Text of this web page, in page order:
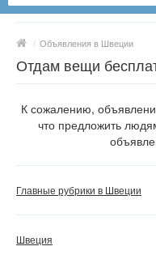
/ Объявления в Швеции
Отдам вещи
К сожалению,
что предложить
Главные рубрики в Швеции
Швеция